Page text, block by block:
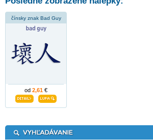
čínsky znak Bad Guy
od 2,61 €